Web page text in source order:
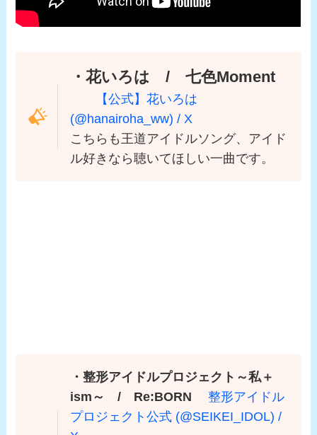
・花いろは / 七色Moment
【公式】花いろは
(@hanairoha_ww) / X
こちらも王道アイドルソング、アイド
ル好きなら聴いてほしい一曲です。
・整形アイドルプロジェクト～私＋
ism～ / Re:BORN
整形アイドル
プロジェクト公式 (@SEIKEI_IDOL) /